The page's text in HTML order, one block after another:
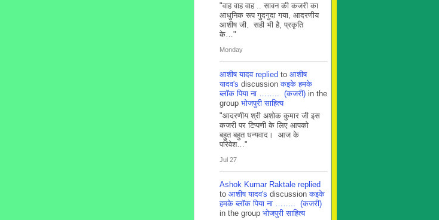
"वाह वाह वाह .. सावन की कजरी का
आधुनिक रूप गुदगुदा गया, आदरणीय
आशीष जी. सही भी है, प्रकृति
के…"
Monday
आशीष यादव replied to आशीष
यादव's discussionकइके हमके
ब्लाॅक पिया ना …….. (कजरी) in the
group भोजपुरी साहित्य
"आदरणीय श्री अशोक कुमार जी इस
कजरी पर टिप्पणी के लिए आपको
बहुत बहुत धन्यवाद। आज के
परिवेश…"
Jul 27
Ashok Kumar Raktale replied
to आशीष यादव's discussionकइके
हमके ब्लाॅक पिया ना …….. (कजरी)
in the group भोजपुरी साहित्य